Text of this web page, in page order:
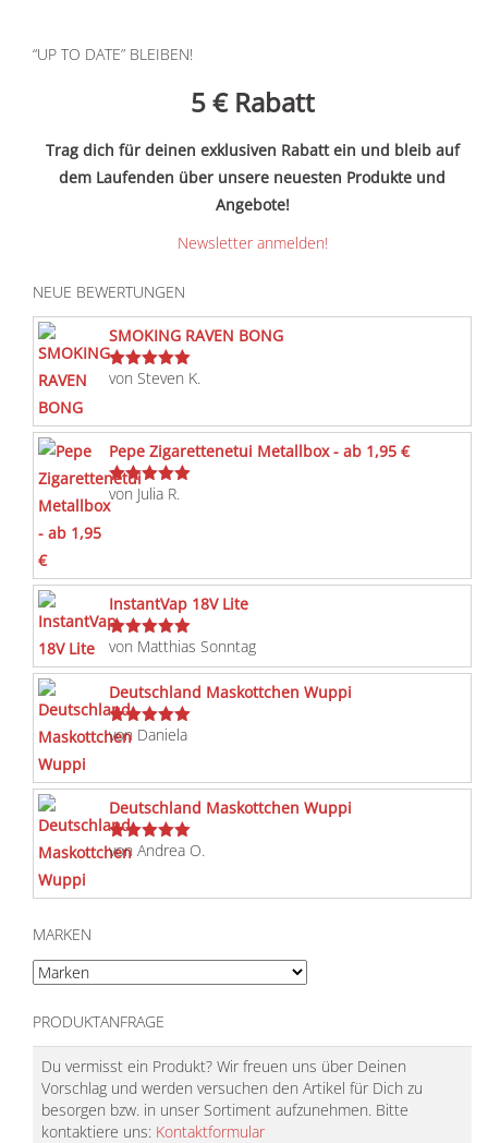
“UP TO DATE” BLEIBEN!
5 € Rabatt
Trag dich für deinen exklusiven Rabatt ein und bleib auf
dem Laufenden über unsere neuesten Produkte und
Angebote!
Newsletter anmelden!
NEUE BEWERTUNGEN
SMOKING RAVEN BONG
Bewertet
von Steven K.
Pepe Zigarettenetui Metallbox - ab 1,95 €
Bewertet
mit
von Julia R.
InstantVap 18V Lite
Bewertet
von Matthias Sonntag
Deutschland Maskottchen Wuppi
Bewertet
von Daniela
Deutschland Maskottchen Wuppi
Bewertet
von Andrea O.
MARKEN
PRODUKTANFRAGE
Du vermisst ein Produkt? Wir freuen uns über Deinen
Vorschlag und werden versuchen den Artikel für Dich zu
besorgen bzw. in unser Sortiment aufzunehmen. Bitte
kontaktiere uns: Kontaktformular